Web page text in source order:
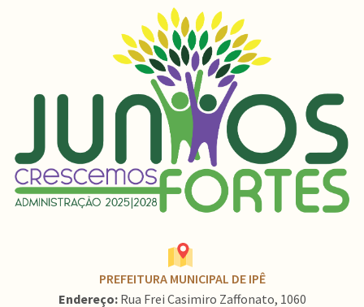
PREFEITURA MUNICIPAL DE IPÊ
Endereço: Rua Frei Casimiro Zaffonato, 1060